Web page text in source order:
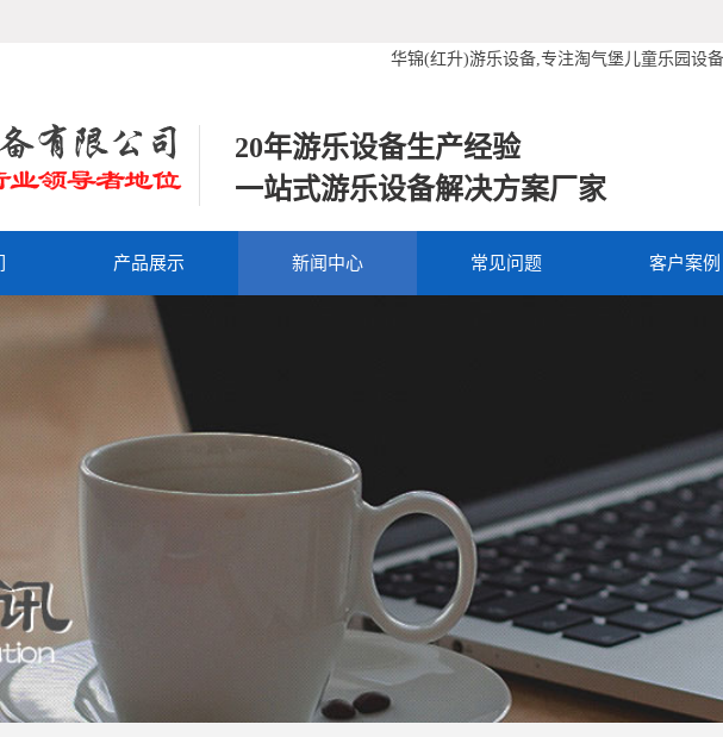
华锦(红升)游乐设备,专注淘气堡儿童乐园设备,网红旋
20年游乐设备生产经验
一站式游乐设备解决方案厂家
产品展示 新闻中心 常见问题 客户案例